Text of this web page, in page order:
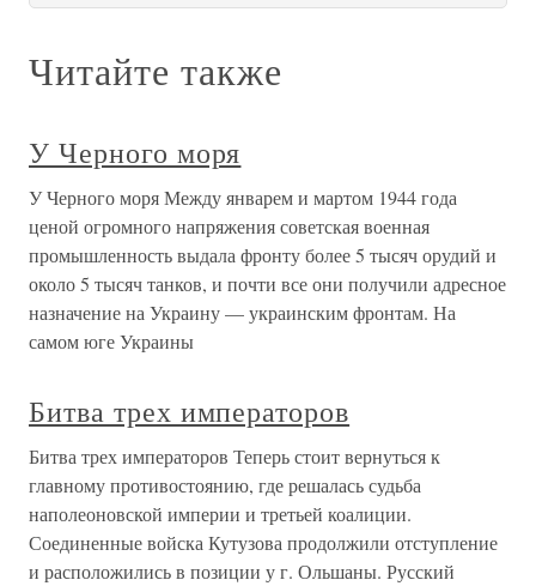
Читайте также
У Черного моря
У Черного моря Между январем и мартом 1944 года
ценой огромного напряжения советская военная
промышленность выдала фронту более 5 тысяч орудий и
около 5 тысяч танков, и почти все они получили адресное
назначение на Украину — украинским фронтам. На
самом юге Украины
Битва трех императоров
Битва трех императоров Теперь стоит вернуться к
главному противостоянию, где решалась судьба
наполеоновской империи и третьей коалиции.
Соединенные войска Кутузова продолжили отступление
и расположились в позиции у г. Ольшаны. Русский